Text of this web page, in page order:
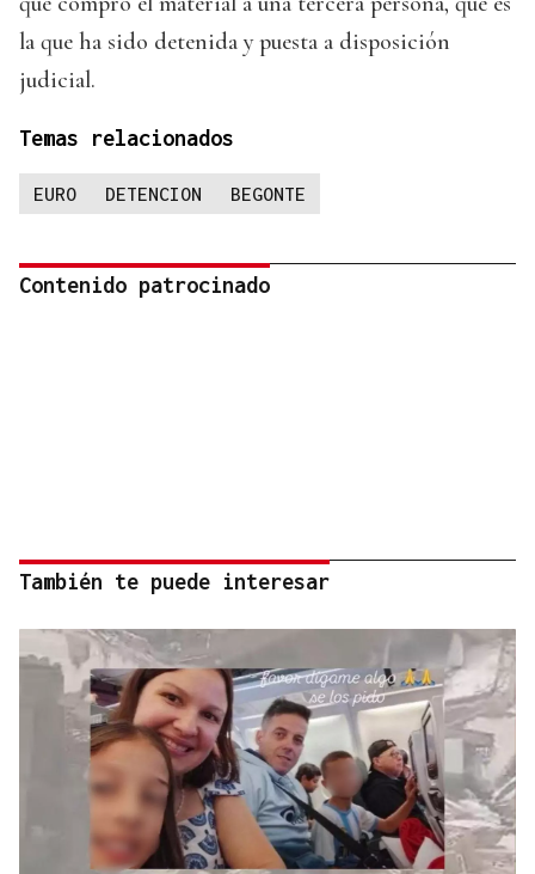
la que ha sido detenida y puesta a disposición
judicial.
Temas relacionados
EURO DETENCION BEGONTE
Contenido patrocinado
También te puede interesar